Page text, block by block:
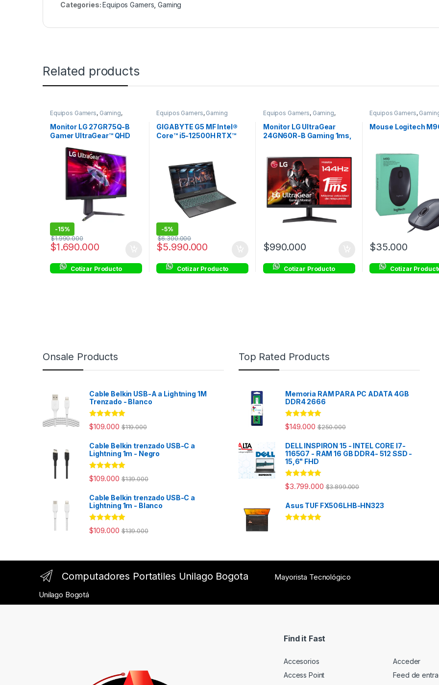
Categories:Equipos Gamers ,Gaming
Related products
Equipos Gamers, Gaming,
Monitores
Monitor LG 27GR75Q-B
Gamer UltraGear™ QHD
HDR10 sRGB99%
-15%
$1.690.000
$1.990.000
Cotizar Producto
Equipos Gamers, Gaming
GIGABYTE G5 MF Intel®
Core™ i5-12500H RTX™
Gen4 512GB SSD
-5%
$5.990.000
$6.300.000
Cotizar Producto
Equipos Gamers, Gaming,
Monitores
Monitor LG UltraGear
24GN60R-B Gaming 1ms,
$990.000
Cotizar Producto
Equipos Gamers,
Mouse Logitech
$35.000
Cotizar
Onsale Products
Cable Belkin USB-A a Lightning 1M
Trenzado - Blanco
Rated 4.98
out of 5
$109.000 $119.000
Cable Belkin trenzado USB-C a
Lightning 1m - Negro
Rated 4.94
out of 5
$109.000 $139.000
Cable Belkin trenzado USB-C a
Lightning 1m - Blanco
Rated 4.98
out of 5
$109.000 $139.000
Top Rated Products
Memoria RAM PARA PC ADATA 4GB
DDR4 2666
Rated 5.00
out of 5
$149.000 $250.000
DELL INSPIRON 15 - INTEL CORE I7-
1165G7 - RAM 16 GB DDR4- 512 SSD -
15,6" FHD
Rated5.00
out of 5
$3.799.000 $3.899.000
Asus TUF FX506LHB-HN323
Computadores Portatiles Unilago Bogota
Mayorista Tecnológico
Unilago Bogotá
Find it Fast
Accesorios
Access Point
Acceder
Feed de